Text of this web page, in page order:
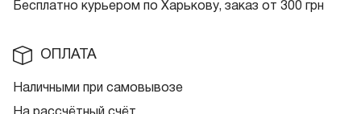
Бесплатно курьером по Харькову, заказ от 300 грн
ОПЛАТА
Наличными при самовывозе